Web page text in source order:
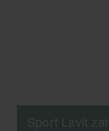
Sport Lavit